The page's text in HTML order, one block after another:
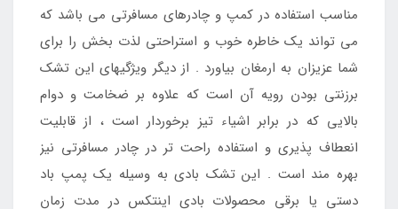
مناسب استفاده در کمپ و چادرهای مسافرتی می باشد که
می تواند یک خاطره خوب و استراحتی لذت بخش را برای
شما عزیزان به ارمغان بیاورد . از دیگر ویژگیهای این تشک
برزنتی بودن رویه آن است که علاوه بر ضخامت و دوام
بالایی که در برابر اشیاء تیز برخوردار است ، از قابلیت
انعطاف پذیری و استفاده راحت تر در چادر مسافرتی نیز
بهره مند است . این تشک بادی به وسیله یک پمپ باد
دستی یا برقی محصولات بادی اینتکس در مدت زمان